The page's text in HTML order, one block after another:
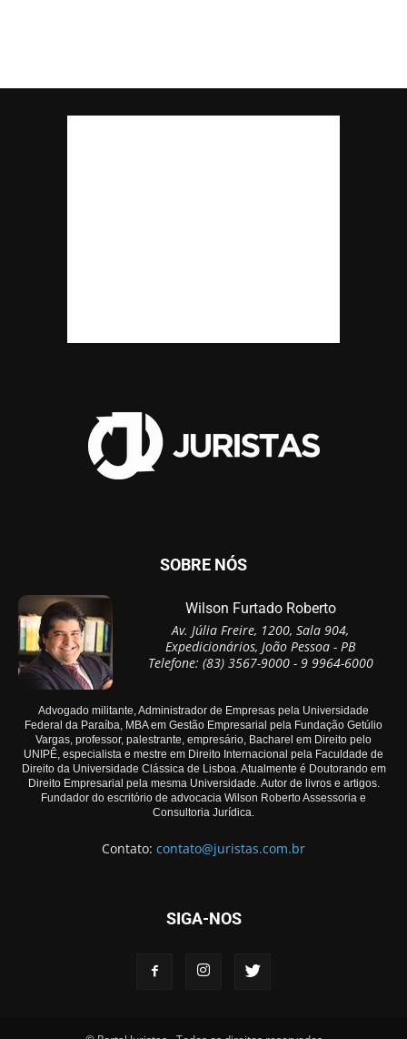
SOBRE NÓS
Wilson Furtado Roberto
Av. Júlia Freire, 1200, Sala 904,
Expedicionários, João Pessoa - PB
Telefone: (83) 3567-9000 - 9 9964-6000
Advogado militante, Administrador de Empresas pela Universidade
Federal da Paraíba, MBA em Gestão Empresarial pela Fundação Getúlio
Vargas, professor, palestrante, empresário, Bacharel em Direito pelo
UNIPÊ, especialista e mestre em Direito Internacional pela Faculdade de
Direito da Universidade Clássica de Lisboa. Atualmente é Doutorando em
Direito Empresarial pela mesma Universidade. Autor de livros e artigos.
Fundador do escritório de advocacia Wilson Roberto Assessoria e
Consultoria Jurídica.
Contato: contato@juristas.com.br
SIGA-NOS